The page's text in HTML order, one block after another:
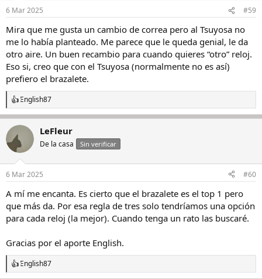
6 Mar 2025 #59
Mira que me gusta un cambio de correa pero al Tsuyosa no
me lo había planteado. Me parece que le queda genial, le da
otro aire. Un buen recambio para cuando quieres “otro” reloj.
Eso si, creo que con el Tsuyosa (normalmente no es así)
prefiero el brazalete.
R
e
c
c
i
e
:
English87
LeFleur
De la casa Sin verificar
6 Mar 2025 #60
A mí me encanta. Es cierto que el brazalete es el top 1 pero
que más da. Por esa regla de tres solo tendríamos una opción
para cada reloj (la mejor). Cuando tenga un rato las buscaré.
Gracias por el aporte English.
R
e
English87